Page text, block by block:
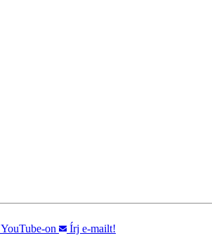
YouTube-on Írj e-mailt!